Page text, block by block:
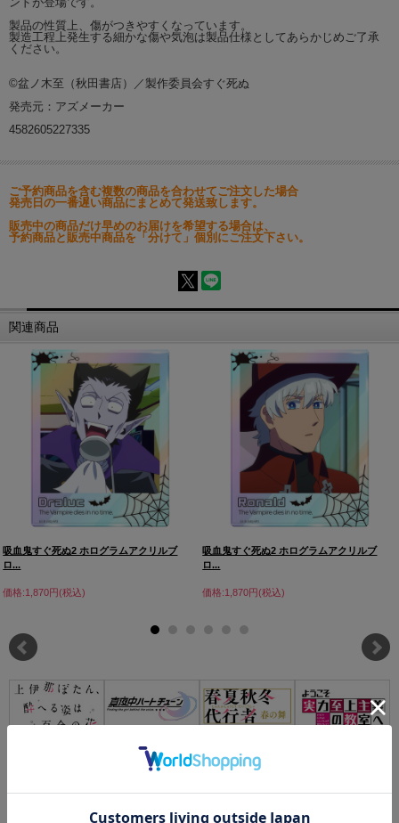
製品の性質上、傷がつきやすくなっています。
製造工程上発生する細かな傷や気泡は製品仕様としてあらかじめご了承
ください。
©盆ノ木至（秋田書店）／製作委員会すぐ死ぬ
発売元：アズメーカー
4582605227335
ご予約商品を含む複数の商品を合わせてご注文した場合
発売日の一番遅い商品にまとめて発送致します。
販売中の商品だけ早めのお届けを希望する場合は、
予約商品と販売中商品を「分けて」個別にご注文下さい。
関連商品
吸血鬼すぐ死ぬ2 ホログラムアクリルブ
ロ...
価格:1,870円(税込)
吸血鬼すぐ死ぬ2 ホログラムアクリルブ
ロ...
価格:1,870円(税込)